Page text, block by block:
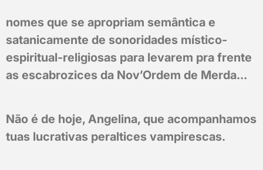
nomes que se apropriam semântica e
satanicamente de sonoridades místico-
espiritual-religiosas para levarem pra frente
as escabrozices da Nov’Ordem de Merda…
Não é de hoje, Angelina, que acompanhamos
tuas lucrativas peraltices vampirescas.